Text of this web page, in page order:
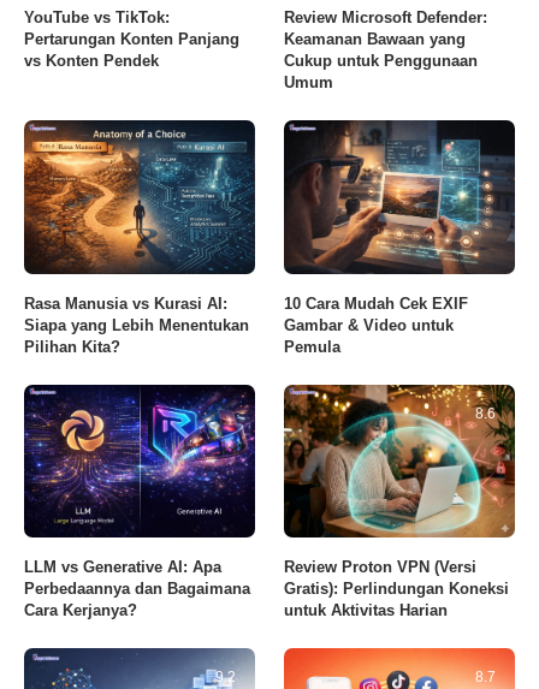
YouTube vs TikTok:
Pertarungan Konten Panjang
vs Konten Pendek
Review Microsoft Defender:
Keamanan Bawaan yang
Cukup untuk Penggunaan
Umum
Rasa Manusia vs Kurasi AI:
Siapa yang Lebih Menentukan
Pilihan Kita?
10 Cara Mudah Cek EXIF
Gambar & Video untuk
Pemula
LLM vs Generative AI: Apa
Perbedaannya dan Bagaimana
Cara Kerjanya?
8.6
Review Proton VPN (Versi
Gratis): Perlindungan Koneksi
untuk Aktivitas Harian
9.2 8.7